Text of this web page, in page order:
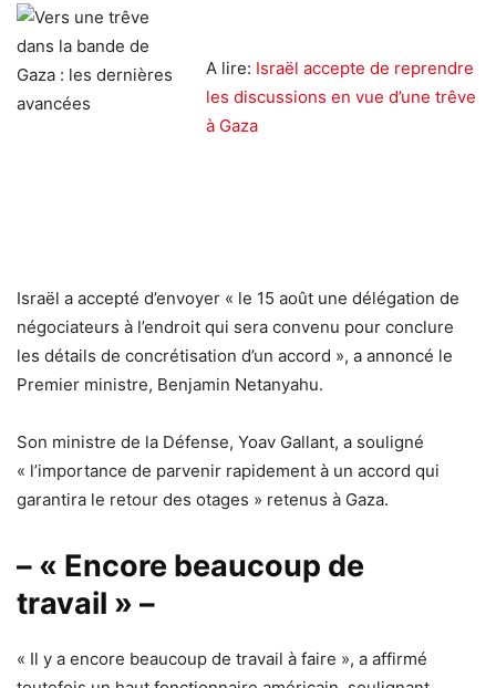
A lire: Israël accepte de reprendre
les discussions en vue d’une trêve
à Gaza
Israël a accepté d’envoyer « le 15 août une délégation de
négociateurs à l’endroit qui sera convenu pour conclure
les détails de concrétisation d’un accord », a annoncé le
Premier ministre, Benjamin Netanyahu.
Son ministre de la Défense, Yoav Gallant, a souligné
« l’importance de parvenir rapidement à un accord qui
garantira le retour des otages » retenus à Gaza.
– « Encore beaucoup de
travail » –
« Il y a encore beaucoup de travail à faire », a affirmé